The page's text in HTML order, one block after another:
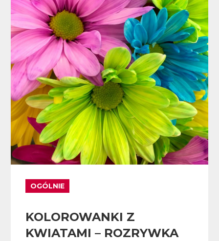
OGÓLNIE
KOLOROWANKI Z
KWIATAMI – ROZRYWKA